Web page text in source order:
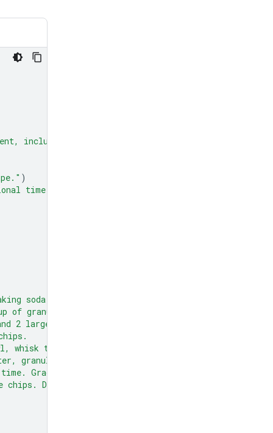
including units."
)
time in minutes to prepare the recipe."
soda,
of granulated sugar,
2 large eggs.
whisk together the flour,
granulated sugar, and brown sugar
Gradually beat in the dry
Drop by rounded tablespoons